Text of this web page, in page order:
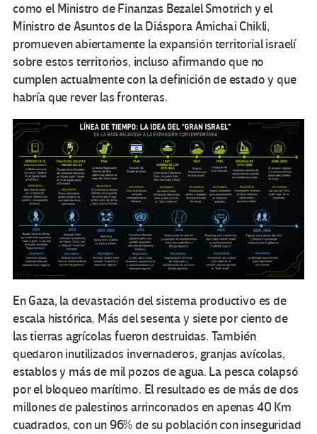
como el Ministro de Finanzas Bezalel Smotrich y el
Ministro de Asuntos de la Diáspora Amichai Chikli,
promueven abiertamente la expansión territorial israelí
sobre estos territorios, incluso afirmando que no
cumplen actualmente con la definición de estado y que
habría que rever las fronteras.
En Gaza, la devastación del sistema productivo es de
escala histórica. Más del sesenta y siete por ciento de
las tierras agrícolas fueron destruidas. También
quedaron inutilizados invernaderos, granjas avícolas,
establos y más de mil pozos de agua. La pesca colapsó
por el bloqueo marítimo. El resultado es de más de dos
millones de palestinos arrinconados en apenas 40 Km
cuadrados, con un 96% de su población con inseguridad